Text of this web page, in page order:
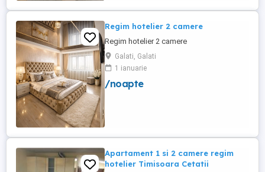
Regim hotelier 2 camere
Regim hotelier 2 camere
Galati, Galati
1 ianuarie
/noapte
Apartament 1 si 2 camere regim
hotelier Timisoara Cetatii